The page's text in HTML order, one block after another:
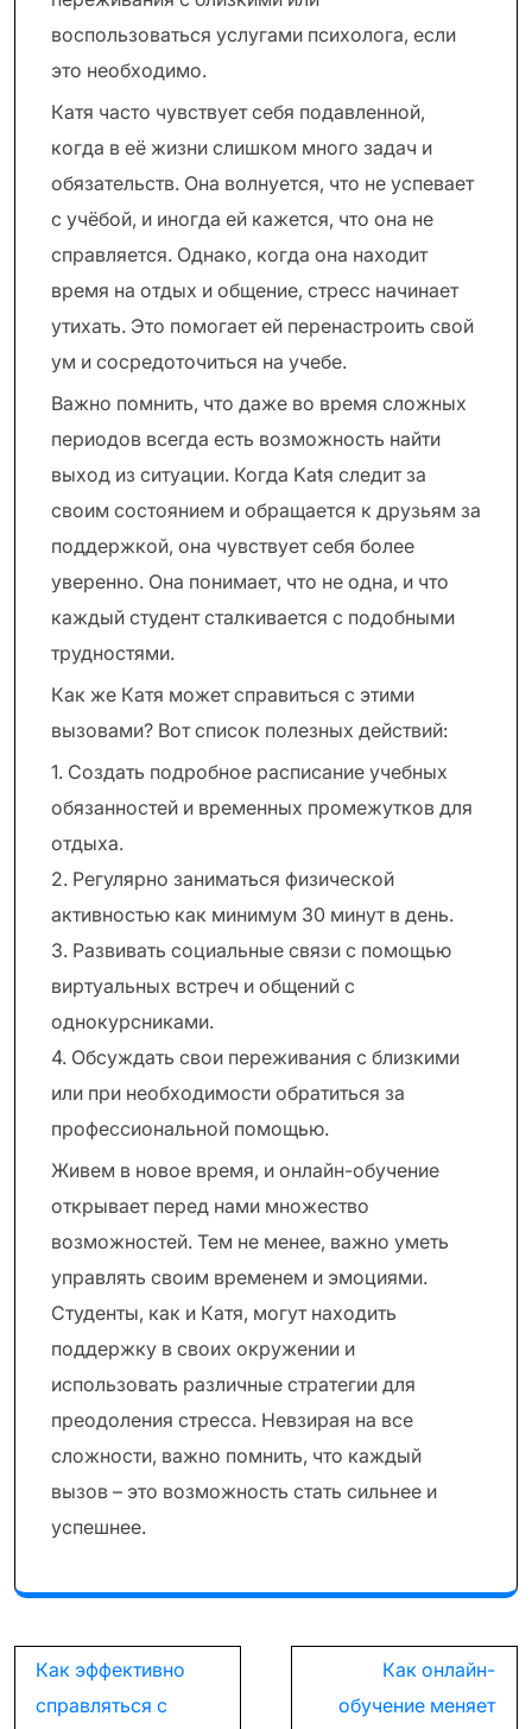
воспользоваться услугами психолога, если
это необходимо.
Катя часто чувствует себя подавленной,
когда в её жизни слишком много задач и
обязательств. Она волнуется, что не успевает
с учёбой, и иногда ей кажется, что она не
справляется. Однако, когда она находит
время на отдых и общение, стресс начинает
утихать. Это помогает ей перенастроить свой
ум и сосредоточиться на учебе.
Важно помнить, что даже во время сложных
периодов всегда есть возможность найти
выход из ситуации. Когда Katя следит за
своим состоянием и обращается к друзьям за
поддержкой, она чувствует себя более
уверенно. Она понимает, что не одна, и что
каждый студент сталкивается с подобными
трудностями.
Как же Катя может справиться с этими
вызовами? Вот список полезных действий:
1. Создать подробное расписание учебных
обязанностей и временных промежутков для
отдыха.
2. Регулярно заниматься физической
активностью как минимум 30 минут в день.
3. Развивать социальные связи с помощью
виртуальных встреч и общений с
однокурсниками.
4. Обсуждать свои переживания с близкими
или при необходимости обратиться за
профессиональной помощью.
Живем в новое время, и онлайн-обучение
открывает перед нами множество
возможностей. Тем не менее, важно уметь
управлять своим временем и эмоциями.
Студенты, как и Катя, могут находить
поддержку в своих окружении и
использовать различные стратегии для
преодоления стресса. Невзирая на все
сложности, важно помнить, что каждый
вызов – это возможность стать сильнее и
успешнее.
Навигация
по
Как эффективно
справляться с
Как онлайн-
обучение меняет